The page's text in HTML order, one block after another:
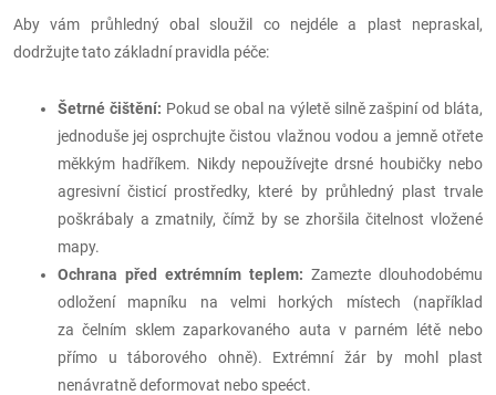
Aby vám průhledný obal sloužil co nejdéle a plast nepraskal,
dodržujte tato základní pravidla péče:
Šetrné čištění: Pokud se obal na výletě silně zašpiní od bláta,
jednoduše jej osprchujte čistou vlažnou vodou a jemně otřete
měkkým hadříkem. Nikdy nepoužívejte drsné houbičky nebo
agresivní čisticí prostředky, které by průhledný plast trvale
poškrábaly a zmatnily, čímž by se zhoršila čitelnost vložené
mapy.
Ochrana před extrémním teplem: Zamezte dlouhodobému
odložení mapníku na velmi horkých místech (například
za čelním sklem zaparkovaného auta v parném létě nebo
přímo u táborového ohně). Extrémní žár by mohl plast
nenávratně deformovat nebo speéct.